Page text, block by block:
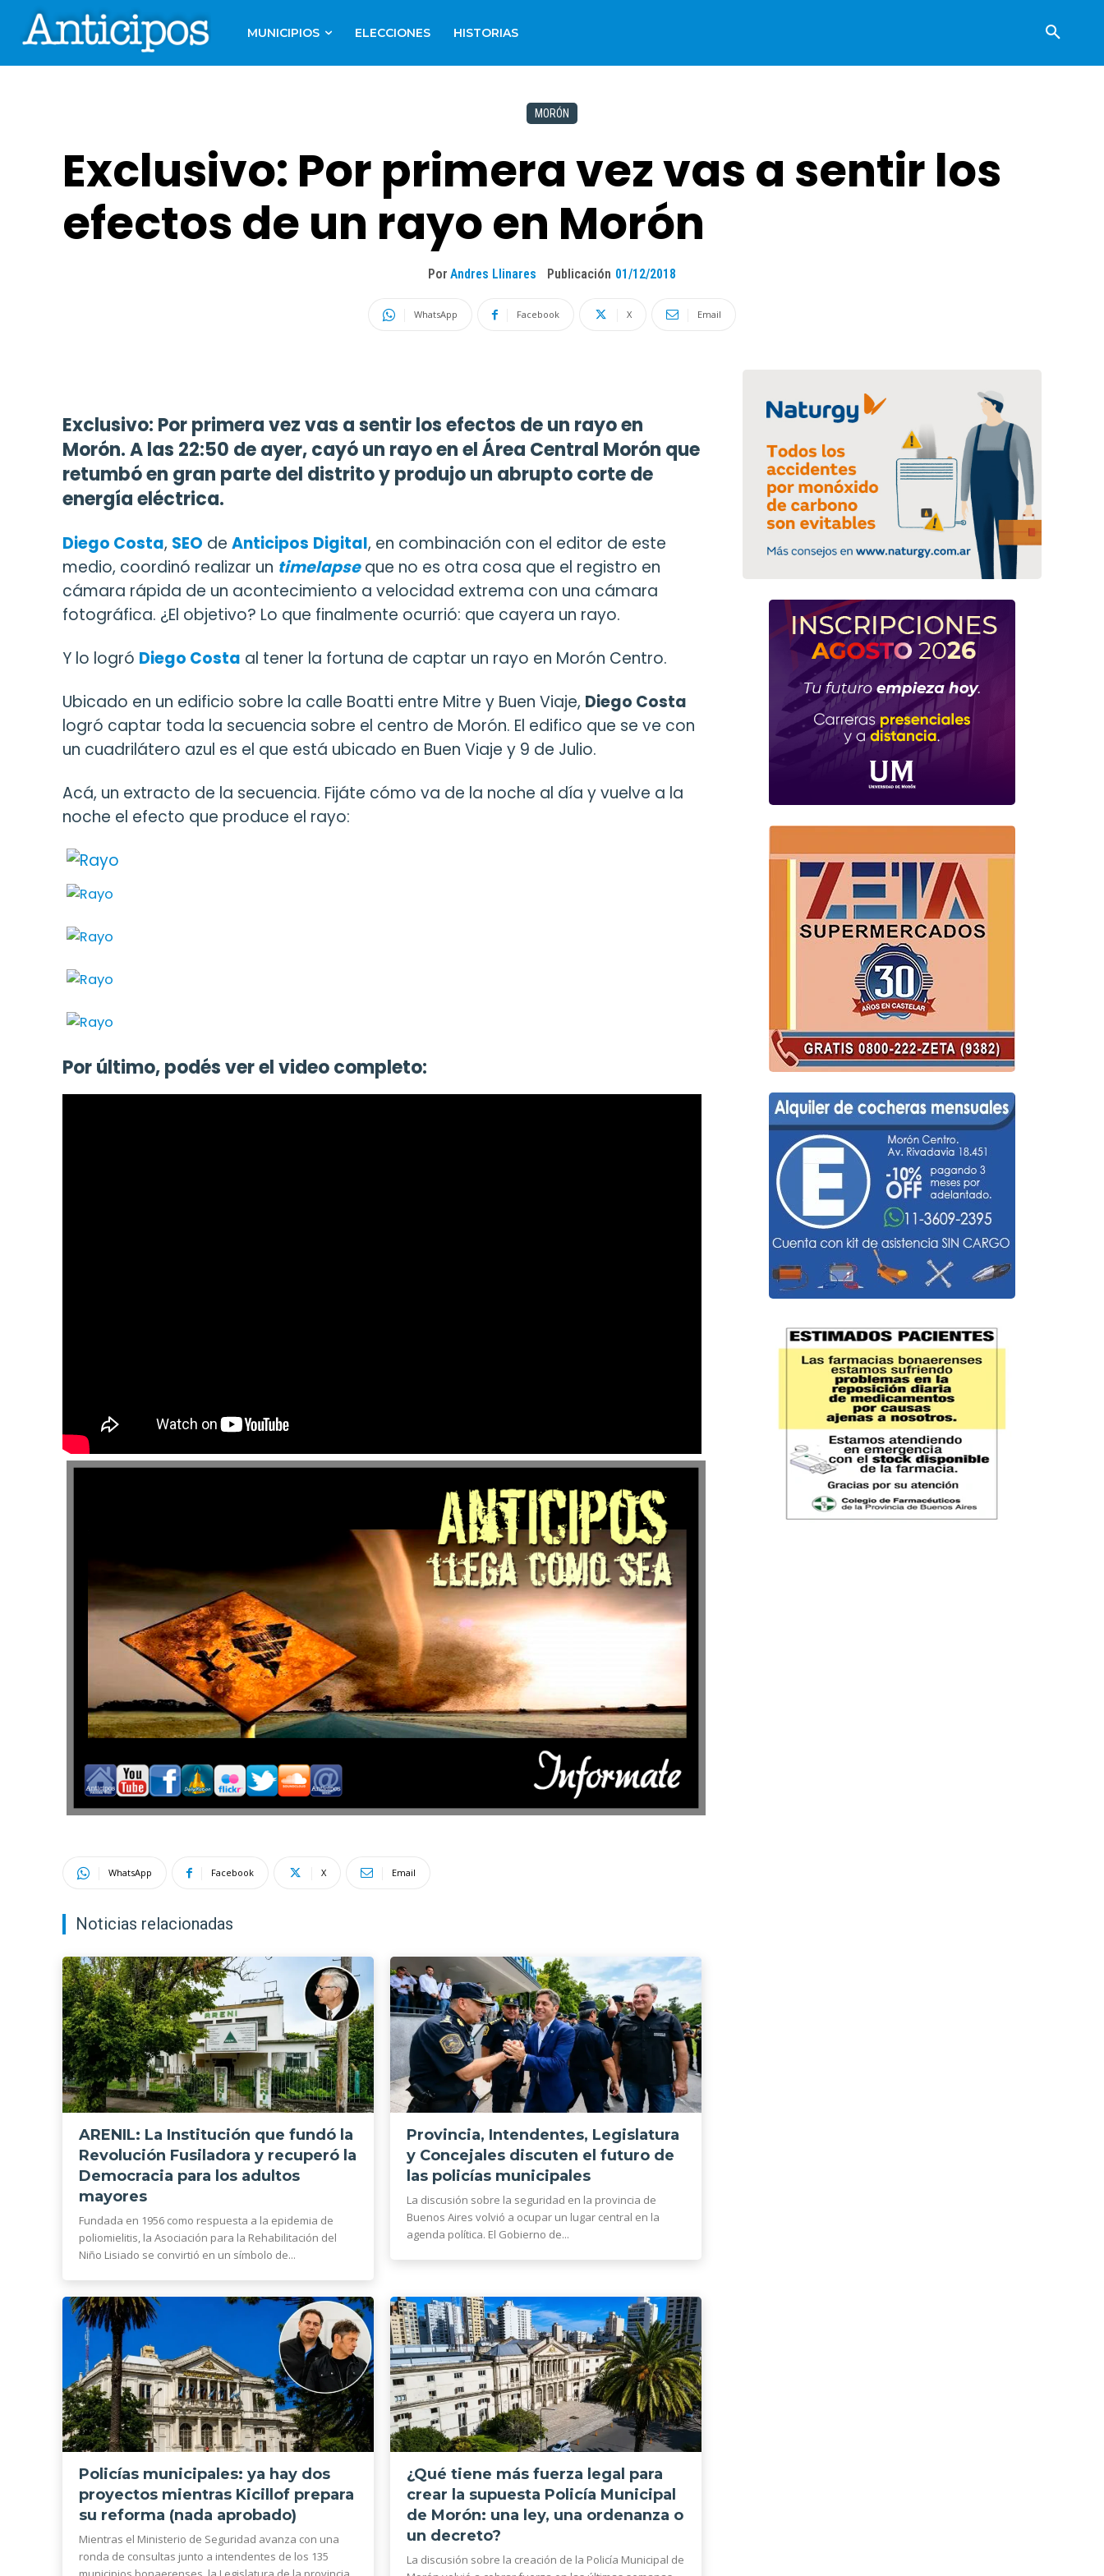
MUNICIPIOS ELECCIONES HISTORIAS
MORÓN
Exclusivo: Por primera vez vas a sentir los
efectos de un rayo en Morón
Por Andres Llinares Publicación 01/12/2018
WhatsApp Facebook X Email
Exclusivo: Por primera vez vas a sentir los efectos de un rayo en
Morón. A las 22:50 de ayer, cayó un rayo en el Área Central Morón que
retumbó en gran parte del distrito y produjo un abrupto corte de
energía eléctrica.
Diego Costa, SEO de Anticipos Digital, en combinación con el editor de este
medio, coordinó realizar un timelapse que no es otra cosa que el registro en
cámara rápida de un acontecimiento a velocidad extrema con una cámara
fotográfica. ¿El objetivo? Lo que finalmente ocurrió: que cayera un rayo.
Y lo logró Diego Costa al tener la fortuna de captar un rayo en Morón Centro.
Ubicado en un edificio sobre la calle Boatti entre Mitre y Buen Viaje, Diego Costa
logró captar toda la secuencia sobre el centro de Morón. El edifico que se ve con
un cuadrilátero azul es el que está ubicado en Buen Viaje y 9 de Julio.
Acá, un extracto de la secuencia. Fijáte cómo va de la noche al día y vuelve a la
noche el efecto que produce el rayo:
Por último, podés ver el video completo:
WhatsApp Facebook X Email
Noticias relacionadas
ARENIL: La Institución que fundó la
Revolución Fusiladora y recuperó la
Democracia para los adultos
mayores
Fundada en 1956 como respuesta a la epidemia de
poliomielitis, la Asociación para la Rehabilitación del
Niño Lisiado se convirtió en un símbolo de...
Provincia, Intendentes, Legislatura
y Concejales discuten el futuro de
las policías municipales
La discusión sobre la seguridad en la provincia de
Buenos Aires volvió a ocupar un lugar central en la
agenda política. El Gobierno de...
Policías municipales: ya hay dos
proyectos mientras Kicillof prepara
su reforma (nada aprobado)
Mientras el Ministerio de Seguridad avanza con una
ronda de consultas junto a intendentes de los 135
¿Qué tiene más fuerza legal para
crear la supuesta Policía Municipal
de Morón: una ley, una ordenanza o
un decreto?
La discusión sobre la creación de la Policía Municipal de